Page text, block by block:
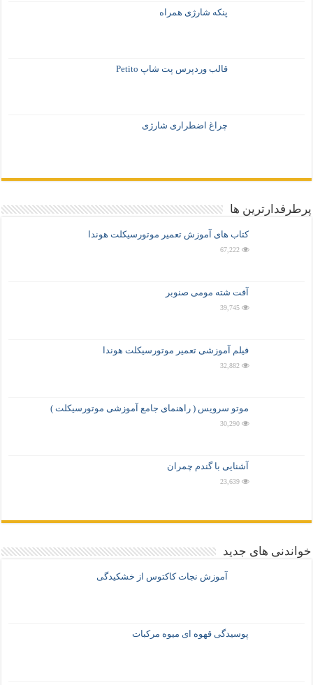
پنکه شارژی همراه
قالب وردپرس پت شاپ Petito
چراغ اضطراری شارژی
پرطرفدارترین ها
کتاب های آموزش تعمیر موتورسیکلت هوندا
67,222
آفت شته مومی صنوبر
39,745
فیلم آموزشی تعمیر موتورسیکلت هوندا
32,882
موتو سرویس ( راهنمای جامع آموزشی موتورسیکلت )
30,290
آشنایی با گندم چمران
23,639
خواندنی های جدید
آموزش نجات کاکتوس از خشکیدگی
پوسیدگی قهوه ای میوه مرکبات